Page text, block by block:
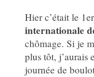
Hier c’était le
internationale
chômage. Si je
plus tôt, j’aurais
journée de